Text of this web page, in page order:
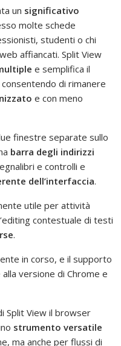
un significativo
molte schede
studenti o chi
affiancati. Split View
e semplifica il
di rimanere
e con meno
finestre separate sullo
barra degli indirizzi
e controlli e
dell’interfaccia.
utile per attività
contestuale di testi
.
in corso, e il supporto
versione di Chrome e
Split View il browser
strumento versatile
ma anche per flussi di